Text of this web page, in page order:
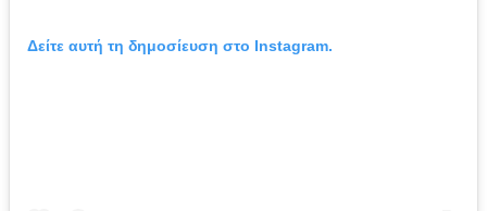
Δείτε αυτή τη δημοσίευση στο Instagram.